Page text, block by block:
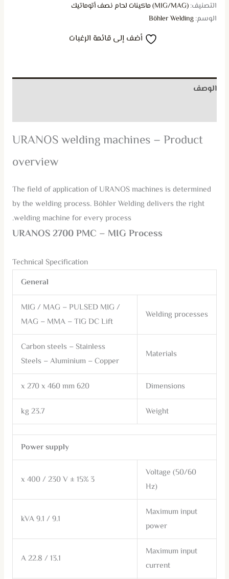
التصنيف:(MIG/MAG) ماكينات لحام نصف أتوماتيك
الوسم:Böhler Welding
أضف إلى قائمة الرغبات
الوصف
URANOS welding machines – Product
overview
The field of application of URANOS machines is determined
by the welding process. Böhler Welding delivers the right
welding machine for every process.
URANOS 2700 PMC – MIG Process
Technical Specification
General
Welding processes
MIG / MAG – PULSED MIG /
MAG – MMA – TIG DC Lift
Materials
Carbon steels – Stainless
Steels – Aluminium – Copper
Dimensions
620 x 270 x 460 mm
Weight
23.7 kg
Power supply
Voltage (50/60
Hz)
3 x 400 / 230 V ± 15%
Maximum input
power
9.1 / 9.1 kVA
Maximum input
current
13.1 / 22.8 A